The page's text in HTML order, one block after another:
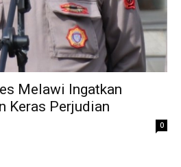
Melawi Ingatkan
Keras Perjudian
0